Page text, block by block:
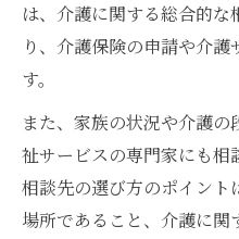
は、介護に関する総合的
り、介護保険の申請や介
す。
また、家族の状況や介護
祉サービスの専門家にも相
相談先の選び方のポイント
場所であること、介護に